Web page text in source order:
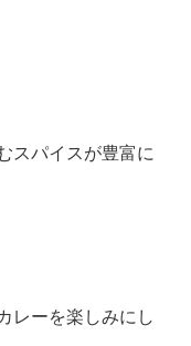
スパイスが豊富に
レーを楽しみにし